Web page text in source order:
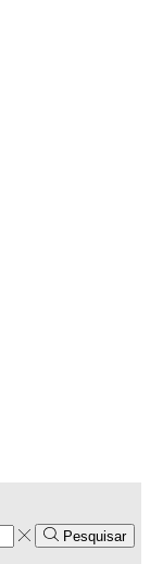
Pesquisar